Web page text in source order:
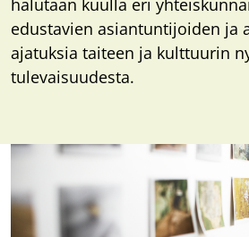
halutaan kuulla eri
edustavien asiantuntijoiden ja
ajatuksia taiteen ja kulttuurin
tulevaisuudesta.